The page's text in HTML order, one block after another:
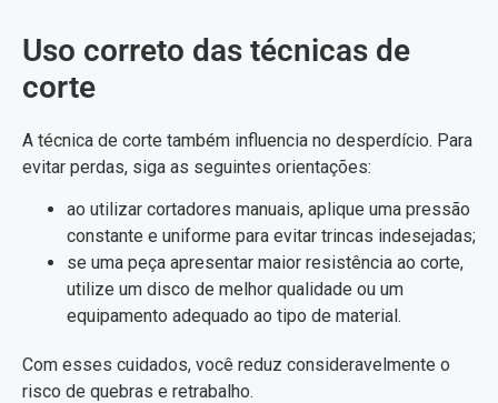
Uso correto das técnicas de
corte
A técnica de corte também influencia no desperdício. Para
evitar perdas, siga as seguintes orientações:
ao utilizar cortadores manuais, aplique uma pressão
constante e uniforme para evitar trincas indesejadas;
se uma peça apresentar maior resistência ao corte,
utilize um disco de melhor qualidade ou um
equipamento adequado ao tipo de material.
Com esses cuidados, você reduz consideravelmente o
risco de quebras e retrabalho.